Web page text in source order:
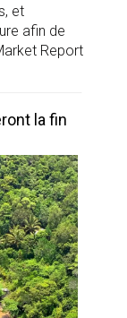
et
afin de
Report
la fin